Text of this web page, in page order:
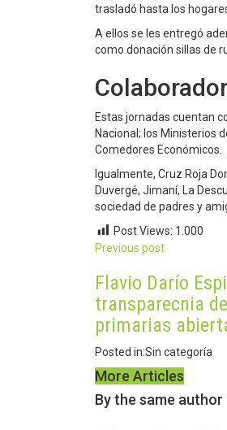
trasladó hasta los
A ellos se les entregó
como donación sillas de
Estas jornadas cuentan
Nacional; los Ministerios
Comedores Económicos.
Igualmente, Cruz Roja
Duvergé, Jimaní, La
sociedad de padres y
Post Views: 1.000
Post
navigation
Previous post
Flavio Darío
transparecnia
primarias
Posted in:Sin categoría
More Articles
By the same author